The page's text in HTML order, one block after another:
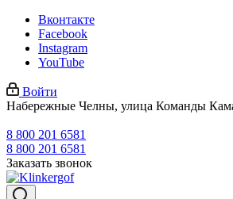
Вконтакте
Facebook
Instagram
YouTube
Войти
Набережные Челны, улица Команды
8 800 201 6581
8 800 201 6581
Заказать звонок